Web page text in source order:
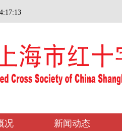
况 新闻动态